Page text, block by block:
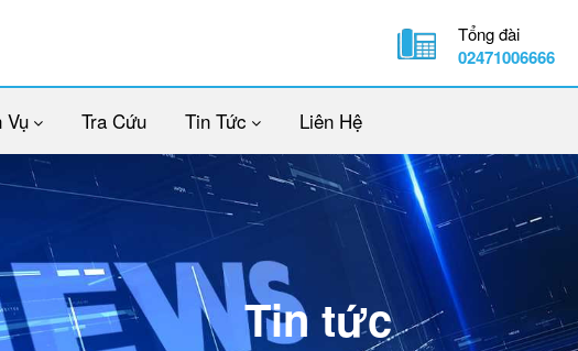
Tổng đài
02471006666
Vụ Tra Cứu Tin Tức Liên Hệ
Tin tức